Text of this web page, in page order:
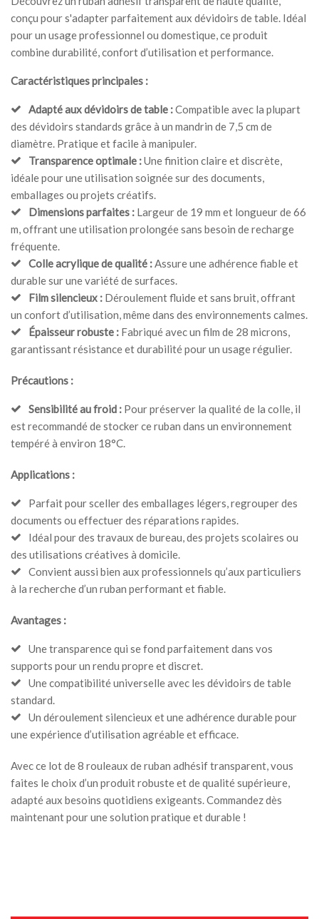
conçu pour s'adapter parfaitement aux dévidoirs de table. Idéal
pour un usage professionnel ou domestique, ce produit
combine durabilité, confort d’utilisation et performance.
Caractéristiques principales :
Adapté aux dévidoirs de table :Compatible avec la plupart
des dévidoirs standards grâce à un mandrin de 7,5 cm de
diamètre. Pratique et facile à manipuler.
Transparence optimale :Une finition claire et discrète,
idéale pour une utilisation soignée sur des documents,
emballages ou projets créatifs.
Dimensions parfaites : Largeur de 19 mm et longueur de 66
m, offrant une utilisation prolongée sans besoin de recharge
fréquente.
Colle acrylique de qualité :Assure une adhérence fiable et
durable sur une variété de surfaces.
Film silencieux : Déroulement fluide et sans bruit, offrant
un confort d’utilisation, même dans des environnements calmes.
Épaisseur robuste : Fabriqué avec un film de 28 microns,
garantissant résistance et durabilité pour un usage régulier.
Précautions :
Sensibilité au froid : Pour préserver la qualité de la colle, il
est recommandé de stocker ce ruban dans un environnement
tempéré à environ 18°C.
Applications :
Parfait pour sceller des emballages légers, regrouper des
documents ou effectuer des réparations rapides.
Idéal pour des travaux de bureau, des projets scolaires ou
des utilisations créatives à domicile.
Convient aussi bien aux professionnels qu’aux particuliers
à la recherche d’un ruban performant et fiable.
Avantages :
Une transparence qui se fond parfaitement dans vos
supports pour un rendu propre et discret.
Une compatibilité universelle avec les dévidoirs de table
standard.
Un déroulement silencieux et une adhérence durable pour
une expérience d’utilisation agréable et efficace.
Avec ce lot de 8 rouleaux de ruban adhésif transparent, vous
faites le choix d’un produit robuste et de qualité supérieure,
adapté aux besoins quotidiens exigeants. Commandez dès
maintenant pour une solution pratique et durable !